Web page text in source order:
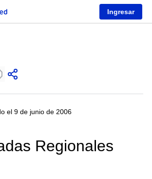
Ingresar
el 9 de junio de 2006
Regionales